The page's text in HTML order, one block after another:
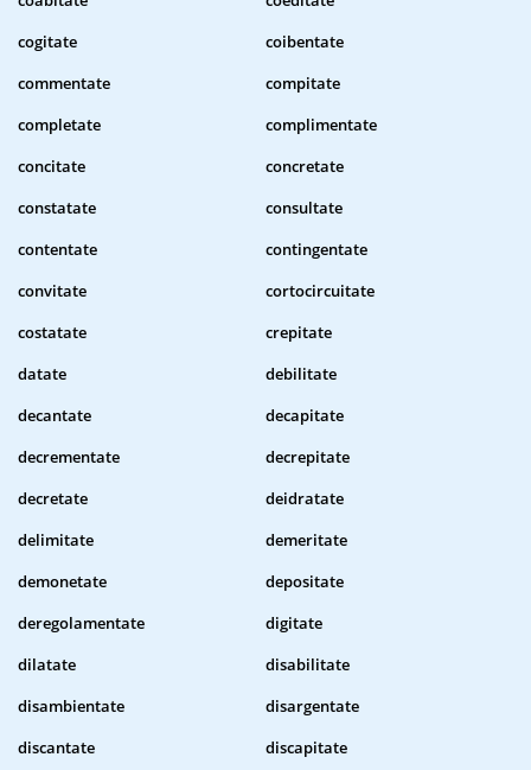
cogitate
coibentate
commentate
compitate
completate
complimentate
concitate
concretate
constatate
consultate
contentate
contingentate
convitate
cortocircuitate
costatate
crepitate
datate
debilitate
decantate
decapitate
decrementate
decrepitate
decretate
deidratate
delimitate
demeritate
demonetate
depositate
deregolamentate
digitate
dilatate
disabilitate
disambientate
disargentate
discantate
discapitate